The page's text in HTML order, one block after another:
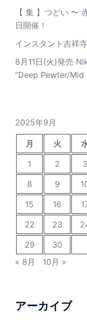
【 集 】つどい 〜
日開催！
インスタント吉祥
8月11日(火)発売
”Deep Pewter/Mid
2025年9月
月 火
1
2 3
8
9
15
16
22
23
29
30
« 8月
10月 »
アーカイブ